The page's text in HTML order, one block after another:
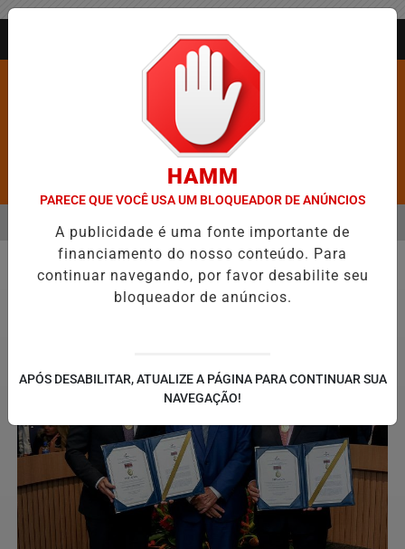
Pesquisar Notícia
É CONFIRMADA NO DIA DO EVANGÉLICO EM JEQUIÉ E REFORÇA
EM ALTA
MENU
Bahia
HAMM
PARECE QUE VOCÊ USA UM BLOQUEADOR DE ANÚNCIOS
A publicidade é uma fonte importante de
financiamento do nosso conteúdo. Para
continuar navegando, por favor desabilite seu
bloqueador de anúncios.
APÓS DESABILITAR, ATUALIZE A PÁGINA PARA CONTINUAR SUA
NAVEGAÇÃO!